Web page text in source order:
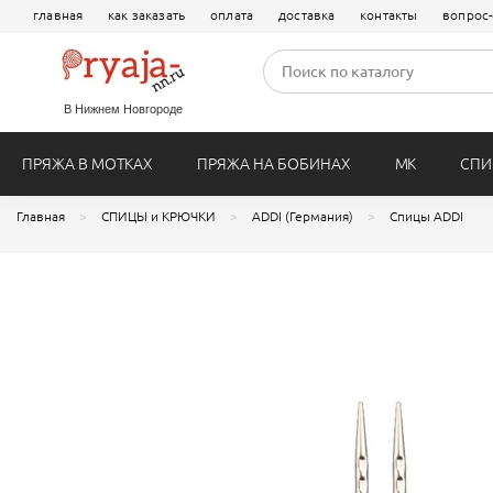
главная как заказать оплата доставка контакты
В Нижнем Новгороде
ПРЯЖА В МОТКАХ
LAINES du NORD (Италия) ALIZE
ПРЯЖА НА БОБИНАХ МК
Песец (14-16 см) Кролик Рекс
Seam (Италия) Vita Cotton
Главная СПИЦЫ и КРЮЧКИ ADDI (Германия) Спицы ADDI